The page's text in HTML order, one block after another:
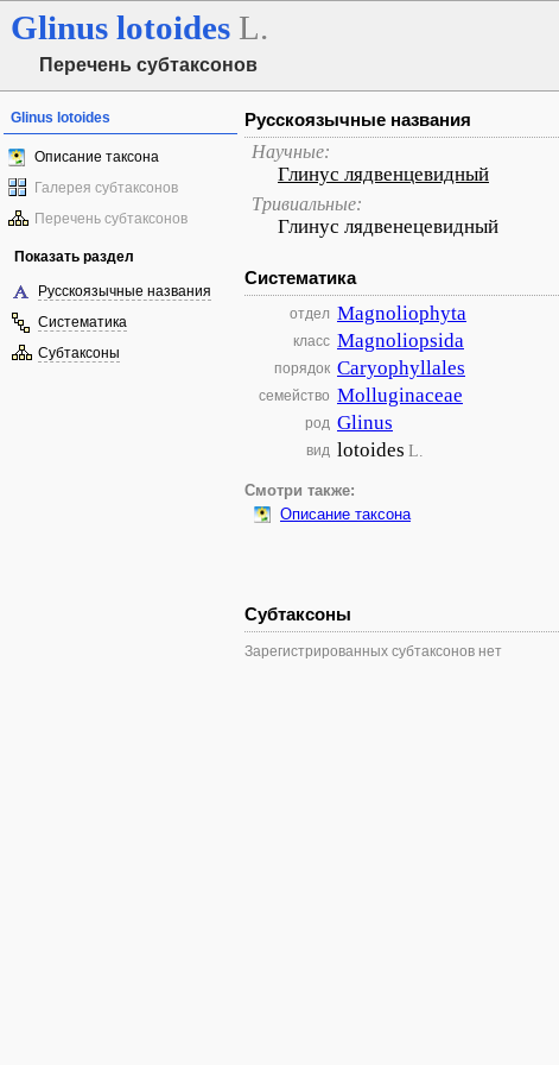
Glinus lotoides L.
Перечень субтаксонов
Glinus lotoides
Описание таксона
Галерея субтаксонов
Перечень субтаксонов
Показать раздел
Русскоязычные названия
Систематика
Субтаксоны
Русскоязычные названия
Научные:
Глинус лядвенцевидный
Тривиальные:
Глинус лядвенецевидный
Систематика
отдел Magnoliophyta
класс Magnoliopsida
порядок Caryophyllales
семейство Molluginaceae
род Glinus
вид lotoides L.
Смотри также:
Описание таксона
Субтаксоны
Зарегистрированных субтаксонов нет